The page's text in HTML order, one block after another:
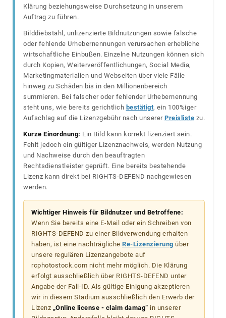
Klärung beziehungsweise Durchsetzung in unserem
Auftrag zu führen.
Bilddiebstahl, unlizenzierte Bildnutzungen sowie falsche
oder fehlende Urhebernennungen verursachen erhebliche
wirtschaftliche Einbußen. Einzelne Nutzungen können sich
durch Kopien, Weiterveröffentlichungen, Social Media,
Marketingmaterialien und Webseiten über viele Fälle
hinweg zu Schäden bis in den Millionenbereich
summieren. Bei falscher oder fehlender Urhebernennung
steht uns, wie bereits gerichtlich bestätigt, ein 100%iger
Aufschlag auf die Lizenzgebühr nach unserer Preisliste zu.
Kurze Einordnung: Ein Bild kann korrekt lizenziert sein.
Fehlt jedoch ein gültiger Lizenznachweis, werden Nutzung
und Nachweise durch den beauftragten
Rechtsdienstleister geprüft. Eine bereits bestehende
Lizenz kann direkt bei RIGHTS-DEFEND nachgewiesen
werden.
Wichtiger Hinweis für Bildnutzer und Betroffene:
Wenn Sie bereits eine E-Mail oder ein Schreiben von
RIGHTS-DEFEND zu einer Bildverwendung erhalten
haben, ist eine nachträgliche Re-Lizenzierung über
unsere regulären Lizenzangebote auf
rcphotostock.com nicht mehr möglich. Die Klärung
erfolgt ausschließlich über RIGHTS-DEFEND unter
Angabe der Fall-ID. Als gültige Einigung akzeptieren
wir in diesem Stadium ausschließlich den Erwerb der
Lizenz „Online license - claim damag“ in unserer